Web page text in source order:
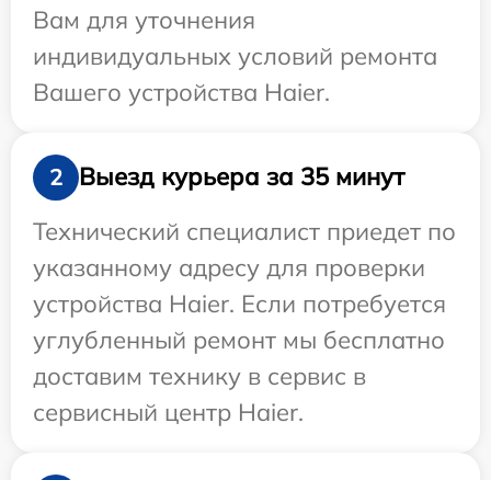
Вам для уточнения
индивидуальных условий ремонта
Вашего устройства Haier.
2
Выезд курьера за 35 минут
Технический специалист приедет по
указанному адресу для проверки
устройства Haier. Если потребуется
углубленный ремонт мы бесплатно
доставим технику в сервис в
сервисный центр Haier.